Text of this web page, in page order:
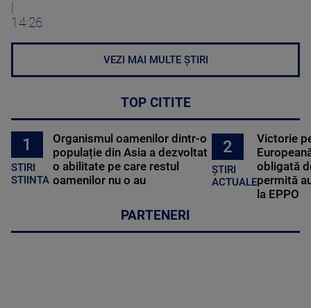
14:26
VEZI MAI MULTE ȘTIRI
TOP CITITE
1
STIRI
STIINTA
Organismul oamenilor dintr-o
populație din Asia a dezvoltat
o abilitate pe care restul
oamenilor nu o au
2
ȘTIRI
ACTUALE
Victorie
obligată
permită
la EPPO
PARTENERI